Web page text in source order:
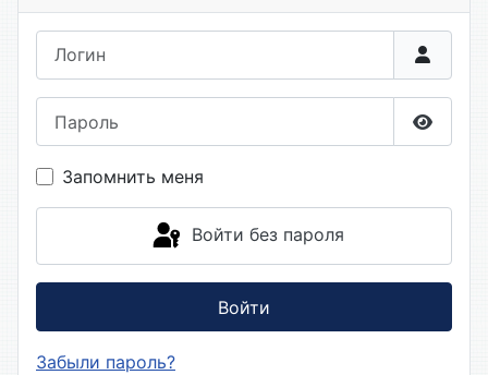
Запомнить меня
Войти без пароля
Войти
Забыли пароль?